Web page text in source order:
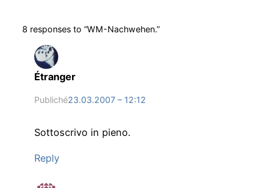
8 responses to “WM-Nachwehen.”
Étranger
Publiché23.03.2007 – 12:12
Sottoscrivo in pieno.
Reply